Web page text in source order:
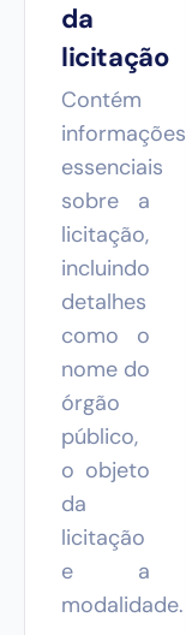
da
licitação
Contém
informações
essenciais
sobre a
licitação,
incluindo
detalhes
como o
nome do
órgão
público,
o objeto
da
licitação
e a
modalidade.